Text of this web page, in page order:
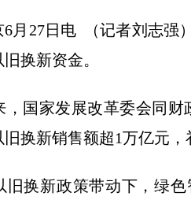
27日电 （记者刘志强）
换新资金。
家发展改革委会同财
换新销售额超1万亿元，
新政策带动下，绿色